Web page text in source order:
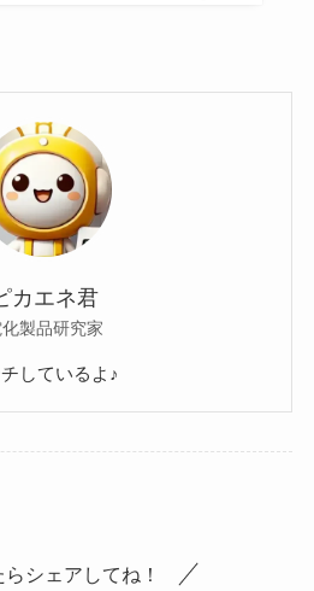
カエネ君
化製品研究家
しているよ♪
シェアしてね！